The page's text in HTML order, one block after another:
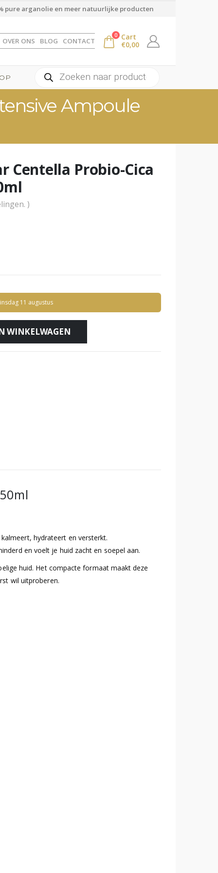
pure arganolie en meer natuurlijke producten
OVER ONS BLOG CONTACT
0
Cart
€0,00
Producten
zoeken
Ampoule
Centella Probio-Cica
)
11 augustus
WINKELWAGEN
hydrateert en versterkt.
en voelt je huid zacht en soepel aan.
huid. Het compacte formaat maakt deze
wil uitproberen.